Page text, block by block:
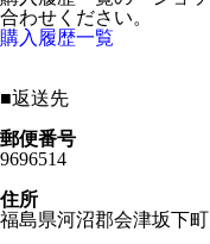
合わせください。
購入履歴一覧
■返送先
郵便番号
9696514
住所
福島県河沼郡会津坂下